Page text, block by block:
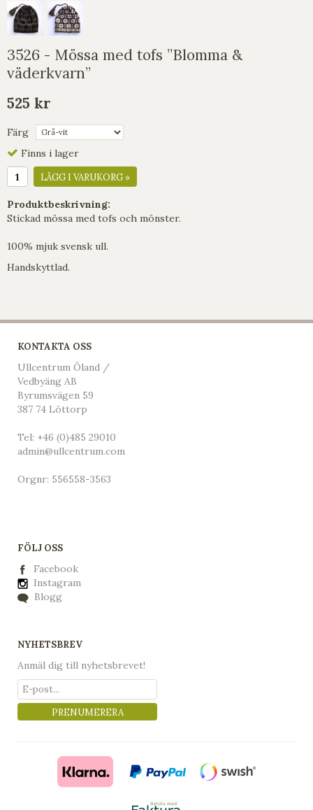
3526 - Mössa med tofs ”Blomma &
väderkvarn”
525 kr
Färg
Finns i lager
LÄGG I VARUKORG »
Produktbeskrivning:
Stickad mössa med tofs och mönster.
100% mjuk svensk ull.
Handskyttlad.
KONTAKTA OSS
Ullcentrum Öland /
Vedbyäng AB
Byrumsvägen 59
387 74 Löttorp
Tel: +46 (0)485 29010
admin@ullcentrum.com
Orgnr: 556558-3563
FÖLJ OSS
Facebook
Instagram
Blogg
NYHETSBREV
Anmäl dig till nyhetsbrevet!
PRENUMERERA